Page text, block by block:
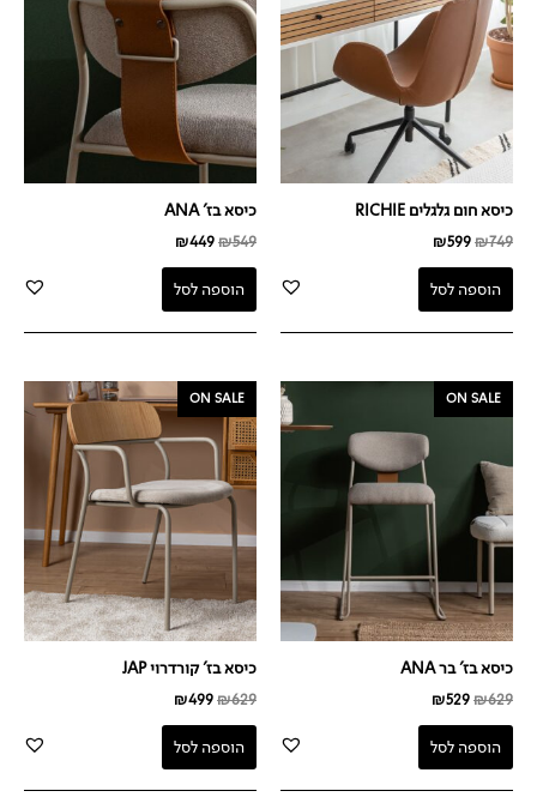
כיסא חום גלגלים RICHIE
₪749
₪599
הוספה לסל
כיסא בז' ANA
₪549
₪449
הוספה לסל
ON SALE
כיסא בז' בר ANA
₪629
המחיר
המקורי
₪529
₪529.
הוספה לסל
ON SALE
כיסא בז' קורדרוי JAP
₪629
המחיר
המקורי
היה:
₪629.
₪499
המחיר
הנוכחי
הוא:
₪499.
הוספה לסל